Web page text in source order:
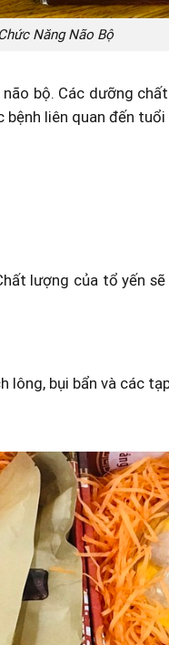
Năng Não Bộ
bộ. Các dưỡng
liên quan đến
lượng của tổ yến
bụi bẩn và các